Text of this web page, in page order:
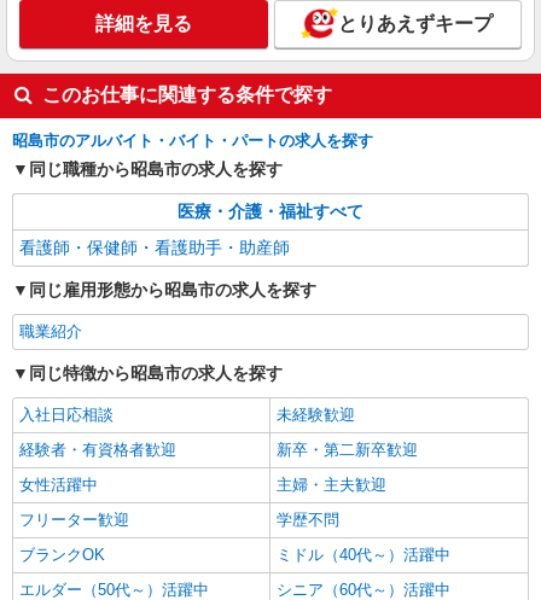
昭島市松原町 【最寄り:拝島駅】
キープ 詳細を見る
詳細を見る とりあえずキープ
このお仕事に関連する条件で探す
昭島市のアルバイト・バイト・パートの求人を探す
同じ職種から昭島市の求人を探す
医療・介護・福祉すべて
看護師・保健師・看護助手・助産師
同じ雇用形態から昭島市の求人を探す
職業紹介
同じ特徴から昭島市の求人を探す
入社日応相談
未経験歓迎
経験者・有資格者歓迎
新卒・第二新卒歓迎
女性活躍中
主婦・主夫歓迎
フリーター歓迎
学歴不問
ブランクOK
ミドル（40代～）活躍中
エルダー（50代～）活躍中
シニア（60代～）活躍中